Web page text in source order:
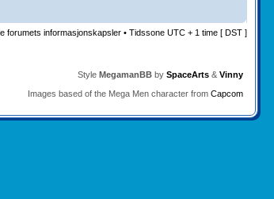
forumets informasjonskapsler • Tidssone UTC + 1 time [ DST ]
Style MegamanBB bySpaceArts &Vinny
Images based of the Mega Men character fromCapcom